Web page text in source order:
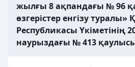
жылғы 8 ақпандағы № 96
өзгерістер енгізу туралы»
Республикасы Үкіметінің
наурыздағы № 413